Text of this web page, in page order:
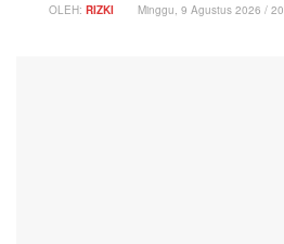
OLEH: RIZKI Minggu, 9 Agustus 2026 /